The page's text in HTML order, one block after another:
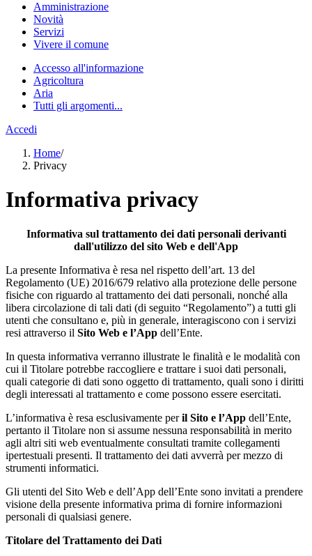
Amministrazione
Novità
Servizi
Vivere il comune
Accesso all'informazione
Agricoltura
Aria
Tutti gli argomenti...
Accedi
Home/
Privacy
Informativa privacy
Informativa sul trattamento dei dati personali derivanti
dall'utilizzo del sito Web e dell'App
La presente Informativa è resa nel rispetto dell’art. 13 del
Regolamento (UE) 2016/679 relativo alla protezione delle persone
fisiche con riguardo al trattamento dei dati personali, nonché alla
libera circolazione di tali dati (di seguito “Regolamento”) a tutti gli
utenti che consultano e, più in generale, interagiscono con i servizi
resi attraverso il Sito Web e l’App dell’Ente.
In questa informativa verranno illustrate le finalità e le modalità con
cui il Titolare potrebbe raccogliere e trattare i suoi dati personali,
quali categorie di dati sono oggetto di trattamento, quali sono i diritti
degli interessati al trattamento e come possono essere esercitati.
L’informativa è resa esclusivamente peril Sito e l’App dell’Ente,
pertanto il Titolare non si assume nessuna responsabilità in merito
agli altri siti web eventualmente consultati tramite collegamenti
ipertestuali presenti. Il trattamento dei dati avverrà per mezzo di
strumenti informatici.
Gli utenti del Sito Web e dell’App dell’Ente sono invitati a prendere
visione della presente informativa prima di fornire informazioni
personali di qualsiasi genere.
Titolare del Trattamento dei Dati